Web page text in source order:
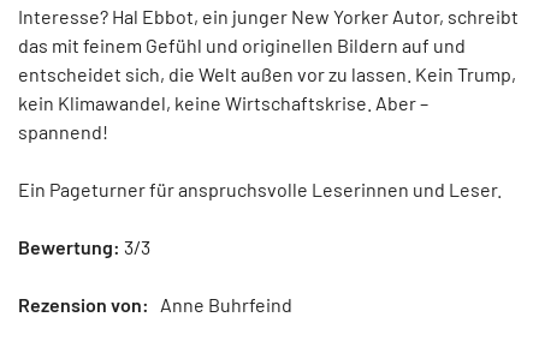
Interesse? Hal Ebbot, ein junger New Yorker Autor, schreibt
das mit feinem Gefühl und originellen Bildern auf und
entscheidet sich, die Welt außen vor zu lassen. Kein Trump,
kein Klimawandel, keine Wirtschaftskrise. Aber –
spannend!
Ein Pageturner für anspruchsvolle Leserinnen und Leser.
Bewertung: 3/3
Rezension von: Anne Buhrfeind